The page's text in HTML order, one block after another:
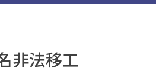
非法移工